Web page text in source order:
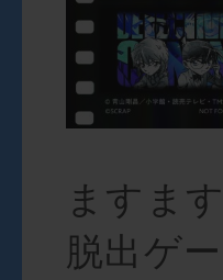
ますま
脱出ゲ